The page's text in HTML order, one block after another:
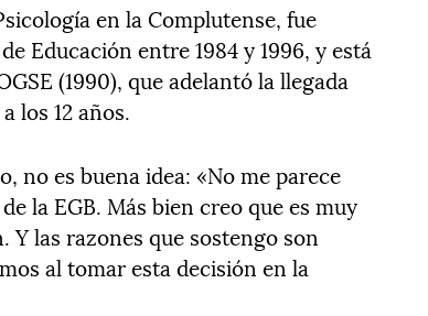
en la Complutense, fue
Educación entre 1984 y 1996, y está
(1990), que adelantó la llegada
los 12 años.
no es buena idea: «No me parece
la EGB. Más bien creo que es muy
Y las razones que sostengo son
al tomar esta decisión en la